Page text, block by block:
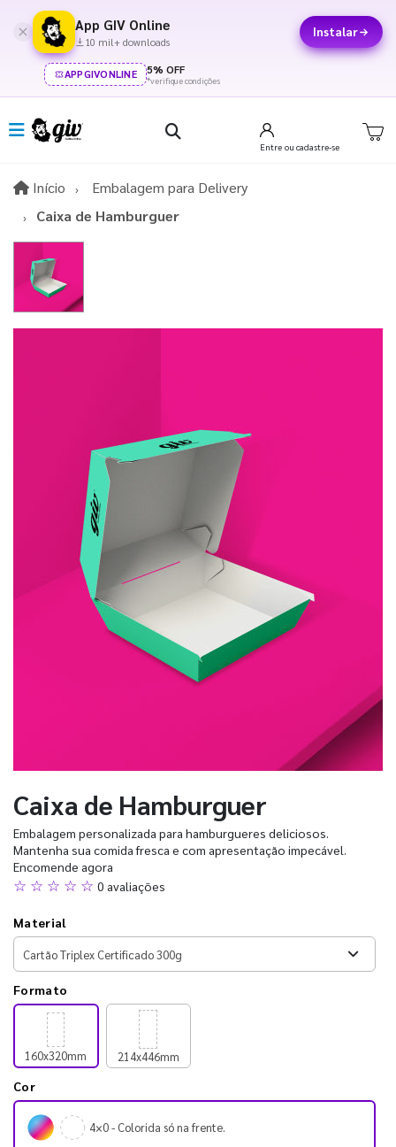
App GIV Online
10 mil+ downloads
Instalar
APPGIVONLINE 5% OFF
*verifique condições
Entre ou cadastre-se
Início InícioEmbalagem para Delivery
Caixa de Hamburguer
Caixa de Hamburguer
Embalagem personalizada para hamburgueres deliciosos.
Mantenha sua comida fresca e com apresentação impecável.
Encomende agora
☆ ☆ ☆ ☆ ☆ 0 avaliações
Material
Formato
160x320mm 214x446mm
Cor
4×0 - Colorida só na frente.